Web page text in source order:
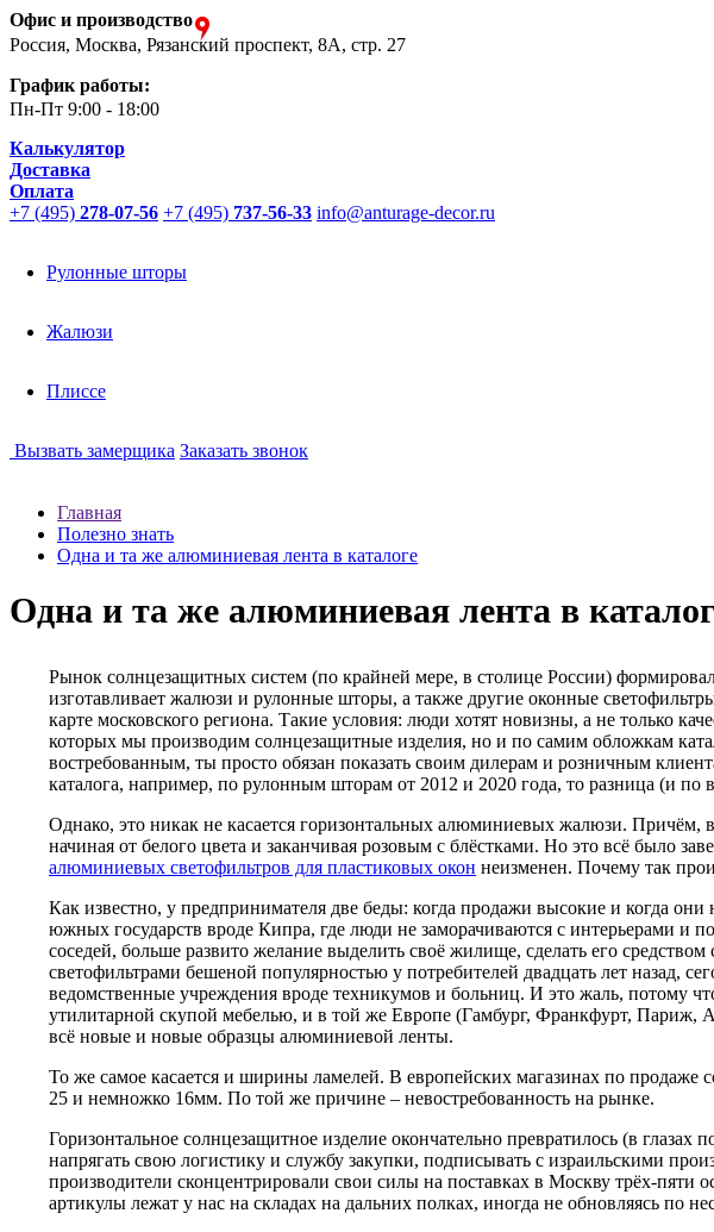
Офис и производство
Россия, Москва, Рязанский проспект, 8А, стр. 27
График работы:
Пн-Пт 9:00 - 18:00
Калькулятор
Доставка
Оплата
+7 (495) 278-07-56 +7 (495) 737-56-33 info@anturage-decor.ru
Рулонные шторы
Жалюзи
Плиссе
Вызвать замерщика Заказать звонок
Главная
Полезно знать
Одна и та же алюминиевая лента в каталоге
Одна и та же алюминиевая лента в
Рынок солнцезащитных систем (по крайней мере, в столице России)
изготавливает жалюзи и рулонные шторы, а также другие оконные
карте московского региона. Такие условия: люди хотят новизны, а не только
которых мы производим солнцезащитные изделия, но и по самим обложкам
востребованным, ты просто обязан показать своим дилерам и розничным
каталога, например, по рулонным шторам от 2012 и 2020 года, то разница (и
Однако, это никак не касается горизонтальных алюминиевых жалюзи. Причём,
начиная от белого цвета и заканчивая розовым с блёстками. Но это всё было
алюминиевых светофильтров для пластиковых окон неизменен. Почему так
Как известно, у предпринимателя две беды: когда продажи высокие и когда
южных государств вроде Кипра, где люди не заморачиваются с интерьерами и
соседей, больше развито желание выделить своё жилище, сделать его
светофильтрами бешеной популярностью у потребителей двадцать лет назад,
ведомственные учреждения вроде техникумов и больниц. И это жаль, потому
утилитарной скупой мебелью, и в той же Европе (Гамбург, Франкфурт, Париж,
всё новые и новые образцы алюминиевой ленты.
То же самое касается и ширины ламелей. В европейских магазинах по
25 и немножко 16мм. По той же причине – невостребованность на рынке.
Горизонтальное солнцезащитное изделие окончательно превратилось (в
напрягать свою логистику и службу закупки, подписывать с израильскими
производители сконцентрировали свои силы на поставках в Москву трёх-
артикулы лежат у нас на складах на дальних полках, иногда не обновляясь по